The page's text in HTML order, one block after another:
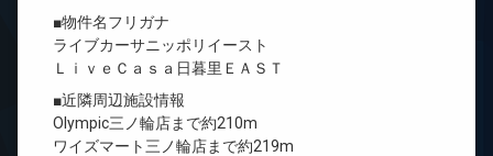
■物件名フリガナ
ライブカーサニッポリイースト
ＬｉｖｅＣａｓａ日暮里ＥＡＳＴ
■近隣周辺施設情報
Olympic三ノ輪店まで約210m
ワイズマート三ノ輪店まで約219m